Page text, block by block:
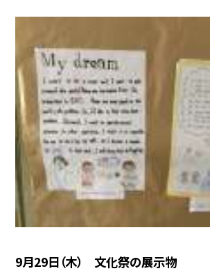
9月29日（木） 文化祭の展示物